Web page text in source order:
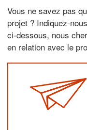
Vous ne savez pas
projet ? Indiquez-
ci-dessous, nous
en relation avec le